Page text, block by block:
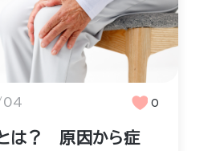
0
は？ 原因から症